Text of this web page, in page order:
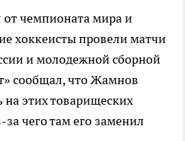
от чемпионата мира и
хоккеисты провели матчи
и молодежной сборной
сообщал, что Жамнов
на этих товарищеских
чего там его заменил